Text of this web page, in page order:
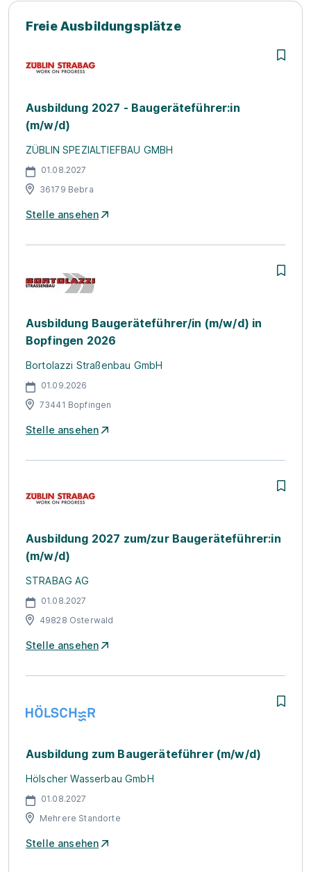
Freie Ausbildungsplätze
Ausbildung 2027 - Baugeräteführer:in
(m/w/d)
ZÜBLIN SPEZIALTIEFBAU GMBH
01.08.2027
36179 Bebra
Stelle ansehen
Ausbildung Baugeräteführer/in (m/w/d) in
Bopfingen 2026
Bortolazzi Straßenbau GmbH
01.09.2026
73441 Bopfingen
Stelle ansehen
Ausbildung 2027 zum/zur Baugeräteführer:in
(m/w/d)
STRABAG AG
01.08.2027
49828 Osterwald
Stelle ansehen
Ausbildung zum Baugeräteführer (m/w/d)
Hölscher Wasserbau GmbH
01.08.2027
Mehrere Standorte
Stelle ansehen